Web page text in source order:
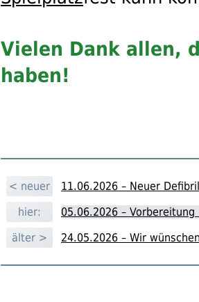
Vielen Dank allen,
haben!
< neuer
11.06.2026 – Neuer
hier:
05.06.2026 –
älter >
24.05.2026 – Wir